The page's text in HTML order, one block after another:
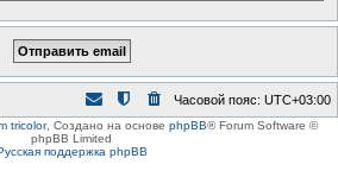
Часовой пояс: UTC+03:00
tricolor, Создано на основе phpBB® Forum Software ©
phpBB Limited
поддержка phpBB